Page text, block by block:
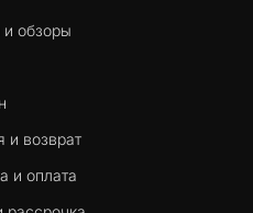
и обзоры
и возврат
и оплата